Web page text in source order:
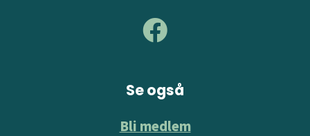
Se også
Bli medlem